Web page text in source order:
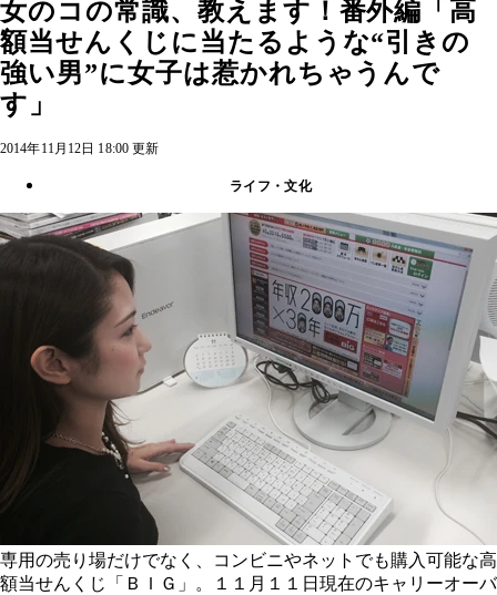
女のコの常識、教えます！番外編「高
額当せんくじに当たるような“引きの
強い男”に女子は惹かれちゃうんで
す」
2014年11月12日 18:00 更新
ライフ・文化
専用の売り場だけでなく、コンビニやネットでも購入可能な高
額当せんくじ「ＢＩＧ」。１１月１１日現在のキャリーオーバ